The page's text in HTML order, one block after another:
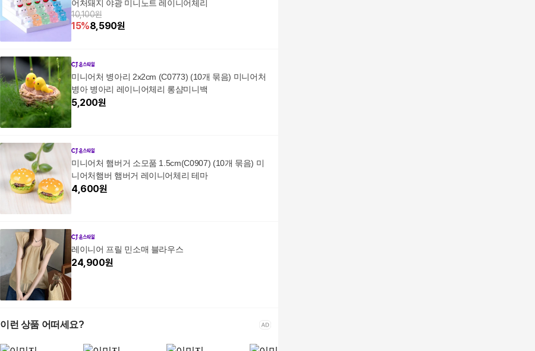
어처돼지 야광 미니노트 레이니어체리
10,100원
15%8,590원
미니어처 병아리 2x2cm (C0773) (10개 묶음) 미니어처
병아 병아리 레이니어체리 롱샴미니백
5,200원
미니어처 햄버거 소모품 1.5cm(C0907) (10개 묶음) 미
니어처햄버 햄버거 레이니어체리 테마
4,600원
레이니어 프릴 민소매 블라우스
24,900원
이런 상품 어떠세요?